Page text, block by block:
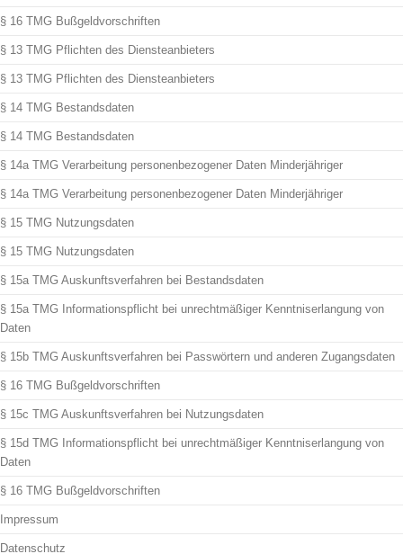
§ 16 TMG Bußgeldvorschriften
§ 13 TMG Pflichten des Diensteanbieters
§ 13 TMG Pflichten des Diensteanbieters
§ 14 TMG Bestandsdaten
§ 14 TMG Bestandsdaten
§ 14a TMG Verarbeitung personenbezogener Daten Minderjähriger
§ 14a TMG Verarbeitung personenbezogener Daten Minderjähriger
§ 15 TMG Nutzungsdaten
§ 15 TMG Nutzungsdaten
§ 15a TMG Auskunftsverfahren bei Bestandsdaten
§ 15a TMG Informationspflicht bei unrechtmäßiger Kenntniserlangung von
Daten
§ 15b TMG Auskunftsverfahren bei Passwörtern und anderen Zugangsdaten
§ 16 TMG Bußgeldvorschriften
§ 15c TMG Auskunftsverfahren bei Nutzungsdaten
§ 15d TMG Informationspflicht bei unrechtmäßiger Kenntniserlangung von
Daten
§ 16 TMG Bußgeldvorschriften
Impressum
Datenschutz